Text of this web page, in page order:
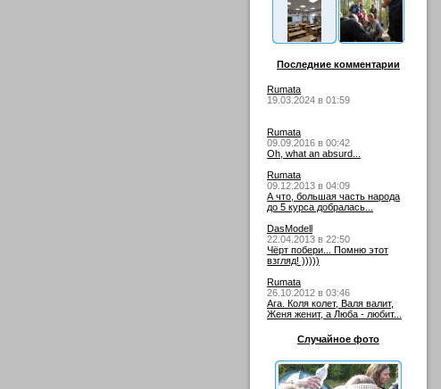
Последние комментарии
Rumata
19.03.2024 в 01:59
Rumata
09.09.2016 в 00:42
Oh, what an absurd...
Rumata
09.12.2013 в 04:09
А что, большая часть народа
до 5 курса добралась...
DasModell
22.04.2013 в 22:50
Чёрт побери... Помню этот
взгляд! )))))
Rumata
26.10.2012 в 03:46
Ага. Коля колет, Валя валит,
Женя женит, а Люба - любит...
Случайное фото